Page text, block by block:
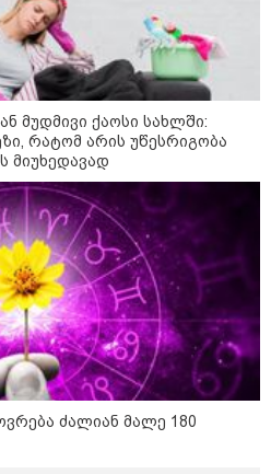
ბორტზე:
2 მოქალაქე დააკავა -
შსს
/ 10-08-2026
მანქანა ქალს დაეჯახა -
დეტალები ხდება ცნობილი?
/ 10-08-2026
დადიანიძის
საქმის
შსს ტერიტორიის
ხელახალ შემოწმებას იწყებს -
განცხადებას ავრცელებს
მუდმივი ქაოსი სახლში:
რატომ არის უწესრიგობა
მიუხედავად
ძალიან მალე 180